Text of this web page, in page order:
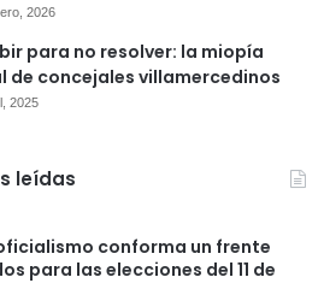
2026
para no resolver: la miopía
de concejales villamercedinos
2025
leídas
conforma un frente
para las elecciones del 11 de